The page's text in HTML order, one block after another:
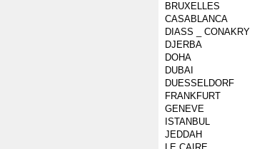
BRUXELLES
CASABLANCA
DIASS _ CONAKRY
DJERBA
DOHA
DUBAI
DUESSELDORF
FRANKFURT
GENEVE
ISTANBUL
JEDDAH